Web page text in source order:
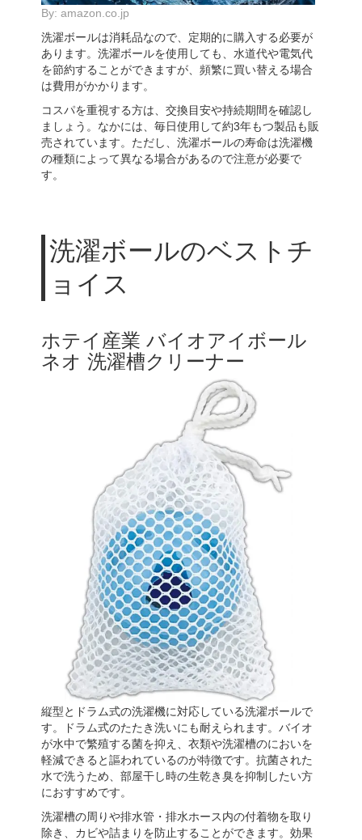
By: amazon.co.jp
洗濯ボールは消耗品なので、定期的に購入する必要が
あります。洗濯ボールを使用しても、水道代や電気代
を節約することができますが、頻繁に買い替える場合
は費用がかかります。
コスパを重視する方は、交換目安や持続期間を確認し
ましょう。なかには、毎日使用して約3年もつ製品も販
売されています。ただし、洗濯ボールの寿命は洗濯機
の種類によって異なる場合があるので注意が必要で
す。
洗濯ボールのベストチ
ョイス
ホテイ産業 バイオアイボール
ネオ 洗濯槽クリーナー
縦型とドラム式の洗濯機に対応している洗濯ボールで
す。ドラム式のたたき洗いにも耐えられます。バイオ
が水中で繁殖する菌を抑え、衣類や洗濯槽のにおいを
軽減できると謳われているのが特徴です。抗菌された
水で洗うため、部屋干し時の生乾き臭を抑制したい方
におすすめです。
洗濯槽の周りや排水管・排水ホース内の付着物を取り
除き、カビや詰まりを防止することができます。効果